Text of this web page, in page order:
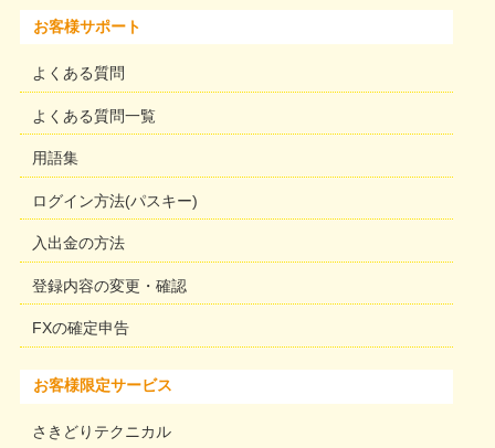
お客様サポート
よくある質問
よくある質問一覧
用語集
ログイン方法(パスキー)
入出金の方法
登録内容の変更・確認
FXの確定申告
お客様限定サービス
さきどりテクニカル